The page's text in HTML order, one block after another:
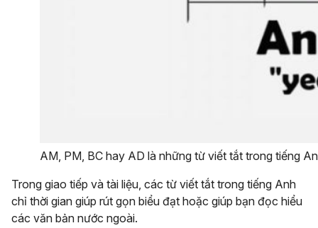
AM, PM, BC hay AD là những từ viết tắt trong tiếng
Trong giao tiếp và tài liệu, các từ viết tắt trong tiếng Anh
chỉ thời gian giúp rút gọn biểu đạt hoặc giúp bạn đọc hiểu
các văn bản nước ngoài.